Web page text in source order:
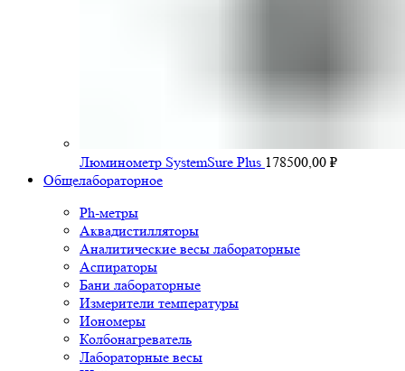
Люминометр SystemSure Plus 178500,00 ₽
Общелабораторное
Ph-метры
Аквадистилляторы
Аналитические весы лабораторные
Аспираторы
Бани лабораторные
Измерители температуры
Иономеры
Колбонагреватель
Лабораторные весы